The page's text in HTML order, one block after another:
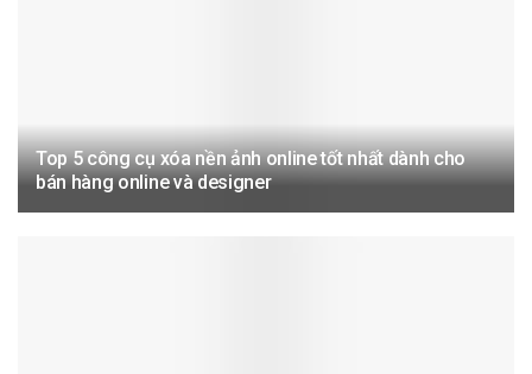
Top 5 công cụ xóa nền ảnh online tốt nhất dành cho
bán hàng online và designer